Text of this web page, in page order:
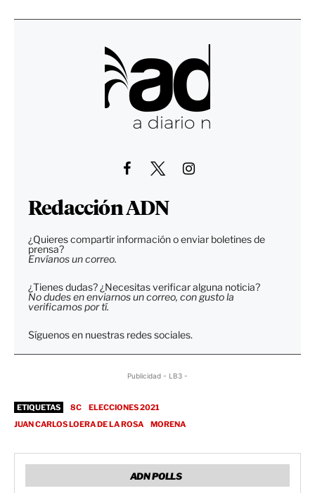
Redacción ADN
¿Quieres compartir información o enviar boletines de
prensa?
Envíanos un correo.
¿Tienes dudas? ¿Necesitas verificar alguna noticia?
No dudes en enviarnos un correo, con gusto la
verificamos por tí.
Síguenos en nuestras redes sociales.
Publicidad - LB3 -
ETIQUETAS 8C
ELECCIONES 2021
JUAN CARLOS LOERA DE LA ROSA
MORENA
ADN POLLS